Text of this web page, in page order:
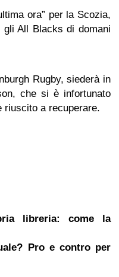
ora” per la Scozia,
All Blacks di domani
Rugby, siederà in
che si è infortunato
riuscito a recuperare.
libreria: come la
Pro e contro per